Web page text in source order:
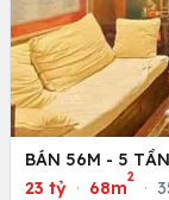
BÁN 56M - 5
23 tỷ · 68m
2
·